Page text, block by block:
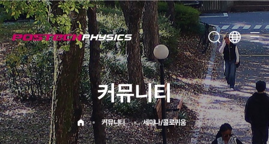
커뮤니티
커뮤니티 세미나/콜로퀴움